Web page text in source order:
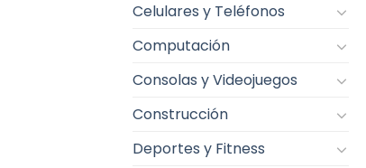
Celulares y Teléfonos
Computación
Consolas y Videojuegos
Construcción
Deportes y Fitness